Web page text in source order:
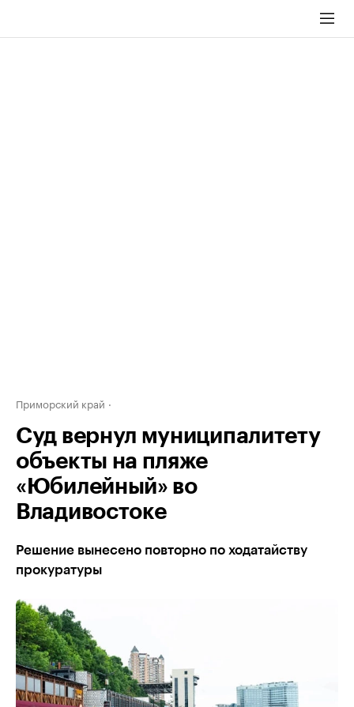
Приморский край
Суд вернул муниципалитету
объекты на пляже
«Юбилейный» во
Владивостоке
Решение вынесено повторно по ходатайству
прокуратуры